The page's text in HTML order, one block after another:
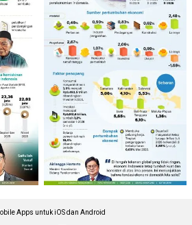
Apps untuk iOS dan Android